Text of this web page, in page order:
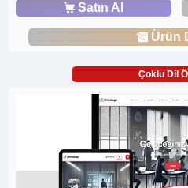
Satın Al
Ürün
Çoklu Dil